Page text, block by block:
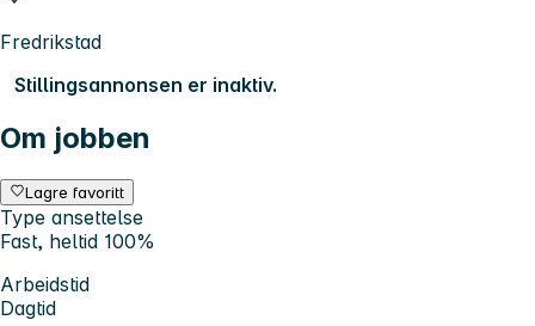
Fredrikstad
Stillingsannonsen er inaktiv.
Om jobben
Lagre favoritt
Type ansettelse
Fast, heltid 100%
Arbeidstid
Dagtid